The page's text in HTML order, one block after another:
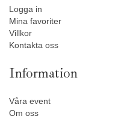
Logga in
Mina favoriter
Villkor
Kontakta oss
Information
Våra event
Om oss